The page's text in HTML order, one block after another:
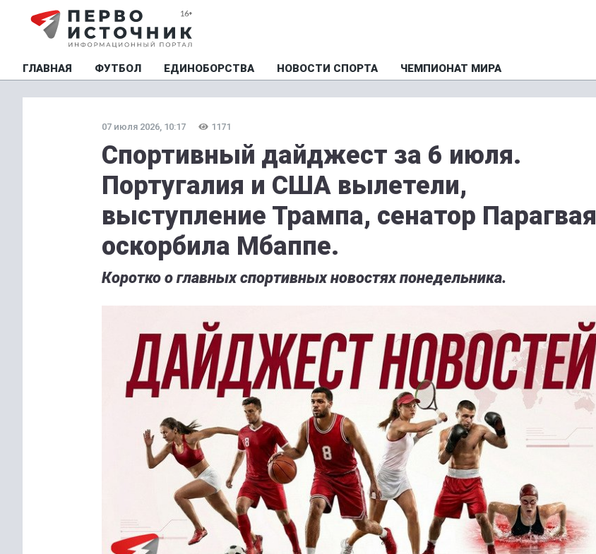
ГЛАВНАЯ ФУТБОЛ ЕДИНОБОРСТВА НОВОСТИ СПОРТА ЧЕМПИОНАТ МИРА
07 июля 2026, 10:17 1171
Спортивный дайджест за 6 июля.
Португалия и США вылетели,
выступление Трампа, сенатор Парагвая
оскорбила Мбаппе.
Коротко о главных спортивных новостях понедельника.